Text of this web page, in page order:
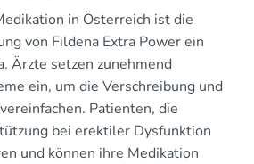
in Österreich ist die
von Fildena Extra Power ein
Ärzte setzen zunehmend
ein, um die Verschreibung und
Patienten, die
bei erektiler Dysfunktion
und können ihre Medikation